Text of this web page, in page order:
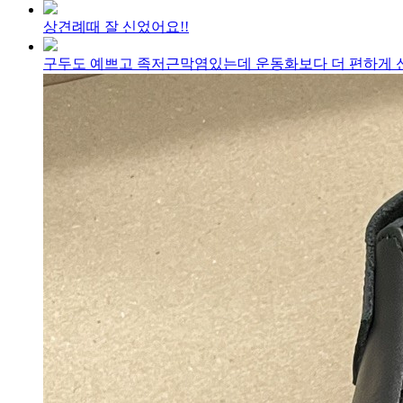
상견례때 잘 신었어요!!
구두도 예쁘고 족저근막염있는데 운동화보다 더 편하게